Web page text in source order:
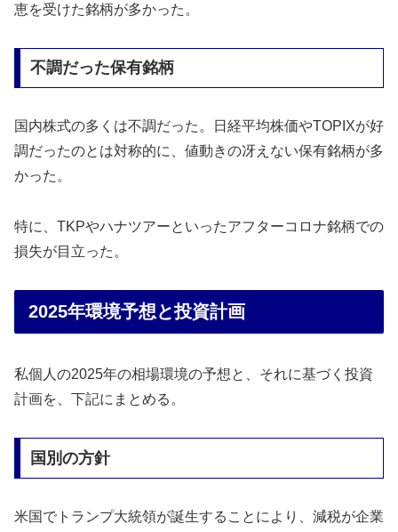
恵を受けた銘柄が多かった。
不調だった保有銘柄
国内株式の多くは不調だった。日経平均株価やTOPIXが好
調だったのとは対称的に、値動きの冴えない保有銘柄が多
かった。
特に、TKPやハナツアーといったアフターコロナ銘柄での
損失が目立った。
2025年環境予想と投資計画
私個人の2025年の相場環境の予想と、それに基づく投資
計画を、下記にまとめる。
国別の方針
米国でトランプ大統領が誕生することにより、減税が企業